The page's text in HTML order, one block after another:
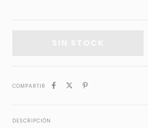
COMPARTIR
DESCRIPCIÓN